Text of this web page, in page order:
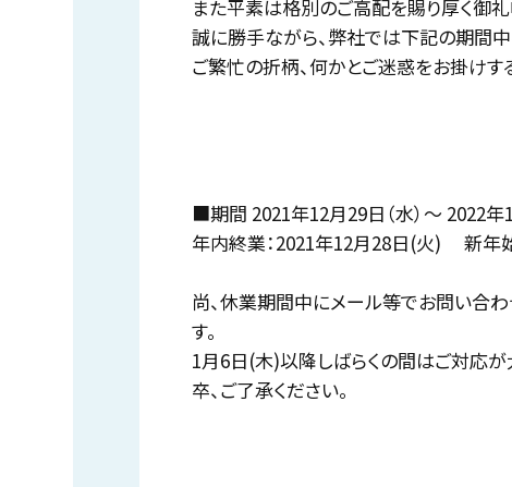
また平素は格別のご高配を賜り厚く御礼
誠に勝手ながら、弊社では下記の期間
ご繁忙の折柄、何かとご迷惑をお掛けす
■期間 2021年12月29日（水）～ 2022年1
年内終業：2021年12月28日(火) 新年
尚、休業期間中にメール等でお問い合
す。
1月6日(木)以降しばらくの間はご対応
卒、ご了承ください。